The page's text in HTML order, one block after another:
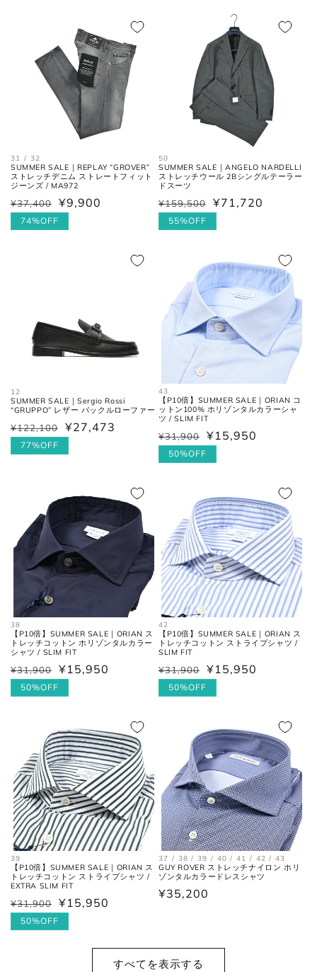
31 / 32
SUMMER SALE｜REPLAY “GROVER”
ストレッチデニム ストレートフィット
ジーンズ / MA972
通
常
¥37,400
セ
ー
¥9,900
74%OFF
50
SUMMER SALE｜ANGELO NARDELLI
ストレッチウール 2Bシングルテーラー
ドスーツ
通
常
¥159,500
セ
ー
¥71,720
55%OFF
12
SUMMER SALE｜Sergio Rossi
“GRUPPO” レザー バックルローファー
通
常
¥122,100
セ
ー
¥27,473
77%OFF
43
【P10倍】SUMMER SALE｜ORIAN コ
ットン100% ホリゾンタルカラーシャ
ツ / SLIM FIT
通
常
¥31,900
セ
ー
¥15,950
50%OFF
38
【P10倍】SUMMER SALE｜ORIAN ス
トレッチコットン ホリゾンタルカラー
シャツ / SLIM FIT
通
常
¥31,900
セ
ー
¥15,950
50%OFF
42
【P10倍】SUMMER SALE｜ORIAN ス
トレッチコットン ストライプシャツ /
SLIM FIT
通
常
¥31,900
セ
ー
¥15,950
50%OFF
39
【P10倍】SUMMER SALE｜ORIAN ス
トレッチコットン ストライプシャツ /
EXTRA SLIM FIT
通
常
¥31,900
セ
ー
¥15,950
50%OFF
37 / 38 / 39 / 40 / 41 / 42 / 43
GUY ROVER ストレッチナイロン ホリ
ゾンタルカラードレスシャツ
通
¥35,200
すべてを表示する